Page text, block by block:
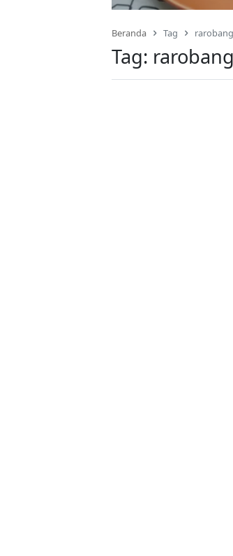
Beranda Tag rarobang
Tag: rarobang